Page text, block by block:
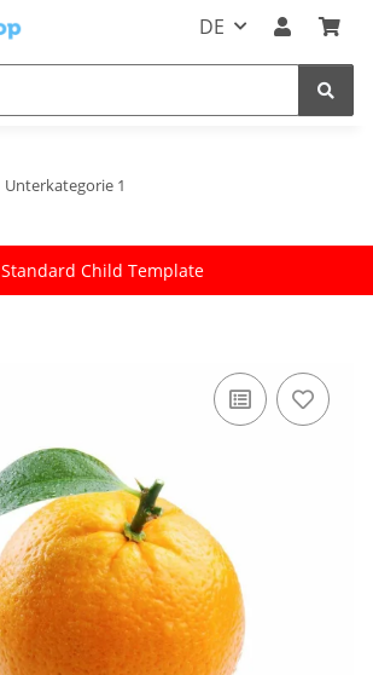
DE
Unterkategorie 1
Standard Child Template